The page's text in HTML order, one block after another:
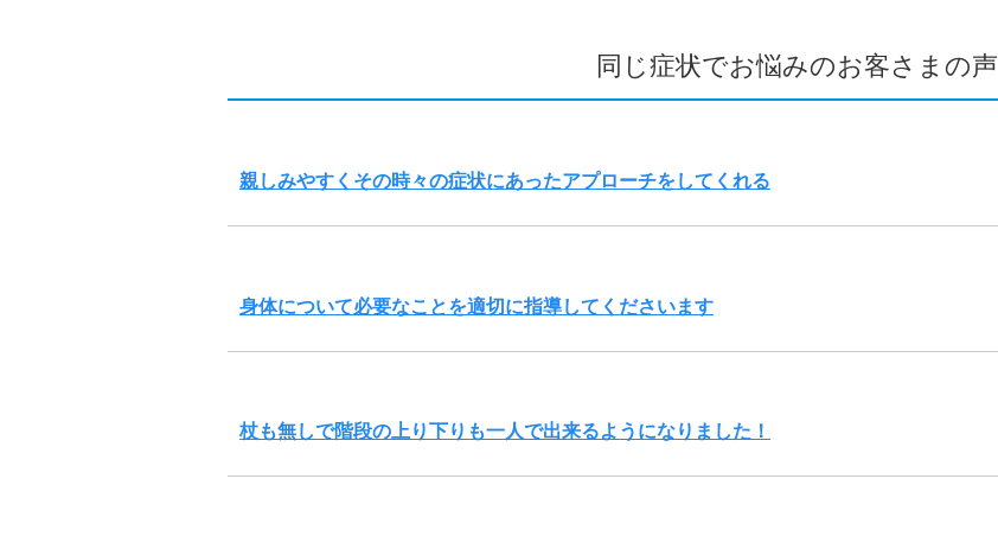
同じ症状でお悩みのお客さまの声
親しみやすくその時々の症状にあったアプローチをしてくれる
身体について必要なことを適切に指導してくださいます
杖も無しで階段の上り下りも一人で出来るようになりました！